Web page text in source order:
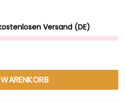
Versand (DE)
Stick) Menge